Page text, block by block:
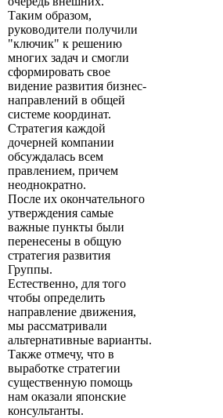
Таким образом,
руководители получили
"ключик" к решению
многих задач и смогли
сформировать свое
видение развития бизнес-
направлений в общей
системе координат.
Стратегия каждой
дочерней компании
обсуждалась всем
правлением, причем
неоднократно.
После их окончательного
утверждения самые
важные пункты были
перенесены в общую
стратегия развития
Группы.
Естественно, для того
чтобы определить
направление движения,
мы рассматривали
альтернативные варианты.
Также отмечу, что в
выработке стратегии
существенную помощь
нам оказали японские
консультанты.